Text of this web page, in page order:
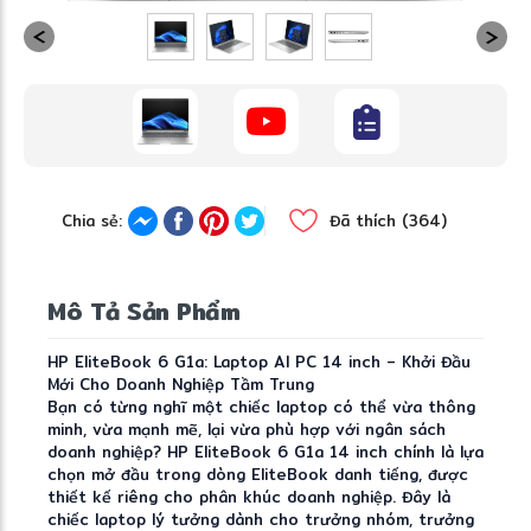
Chia sẻ: Đã thích (364)
Mô Tả Sản Phẩm
HP EliteBook 6 G1a: Laptop AI PC 14 inch – Khởi Đầu
Mới Cho Doanh Nghiệp Tầm Trung
Bạn có từng nghĩ một chiếc laptop có thể vừa thông
minh, vừa mạnh mẽ, lại vừa phù hợp với ngân sách
doanh nghiệp? HP EliteBook 6 G1a 14 inch chính là lựa
chọn mở đầu trong dòng EliteBook danh tiếng, được
thiết kế riêng cho phân khúc doanh nghiệp. Đây là
chiếc laptop lý tưởng dành cho trưởng nhóm, trưởng